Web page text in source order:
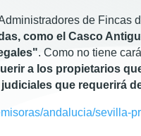
de Fincas
como el Casco
. Como no tiene
a los propietarios
que requerirá
andalucia/sevilla-